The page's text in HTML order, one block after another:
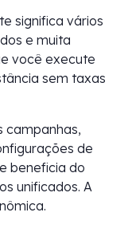
significa vários
e muita
você execute
sem taxas
campanhas,
de
beneficia do
unificados. A